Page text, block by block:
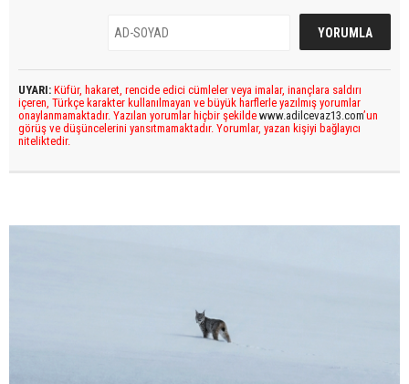
UYARI: Küfür, hakaret, rencide edici cümleler veya imalar, inançlara saldırı
içeren, Türkçe karakter kullanılmayan ve büyük harflerle yazılmış yorumlar
onaylanmamaktadır. Yazılan yorumlar hiçbir şekilde www.adilcevaz13.com’un
görüş ve düşüncelerini yansıtmamaktadır. Yorumlar, yazan kişiyi bağlayıcı
niteliktedir.